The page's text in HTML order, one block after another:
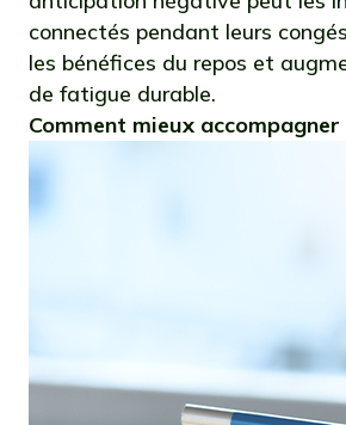
connectés pendant leurs
les bénéfices du repos et
de fatigue durable.
Comment mieux accompagner